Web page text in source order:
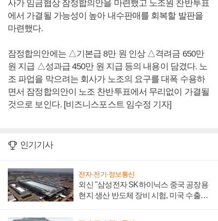
사가 임금협상 잠정합의안을 마련했고 노조원 찬반투표
에서 가결될 가능성이 높아 내수판매를 회복할 발판을
마련했다.
잠정합의안에는 △기본급 8만 원 인상 △격려금 650만
원 지급 △성과급 450만 원 지급 등의 내용이 담겼다. 노
조 파업을 막으려는 회사가 노조의 요구를 대폭 수용하
면서 잠정합의안이 노조 찬반투표에서 무리없이 가결될
것으로 보인다. [비즈니스포스트 임수정 기자]
인기기사
전자·전기·정보통신
외신 "삼성전자 SK하이닉스 중국 공장용
현지 생산 반도체 장비 시험, 미국 수출통